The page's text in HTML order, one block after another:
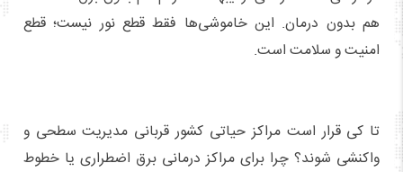
هم بدون درمان. این خاموشی‌ها فقط قطع نور نیست؛ قطع
امنیت و سلامت است.
تا کی قرار است مراکز حیاتی کشور قربانی مدیریت سطحی و
واکنشی شوند؟ چرا برای مراکز درمانی برق اضطراری یا خطوط